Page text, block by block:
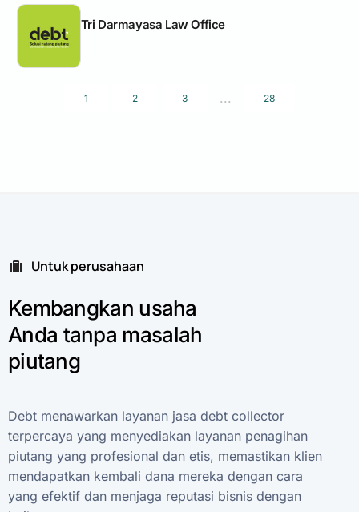
Tri Darmayasa Law Office
1 2 3 ... 28
Untuk perusahaan
Kembangkan usaha
Anda tanpa masalah
piutang
Debt menawarkan layanan jasa debt collector
terpercaya yang menyediakan layanan penagihan
piutang yang profesional dan etis, memastikan klien
mendapatkan kembali dana mereka dengan cara
yang efektif dan menjaga reputasi bisnis dengan